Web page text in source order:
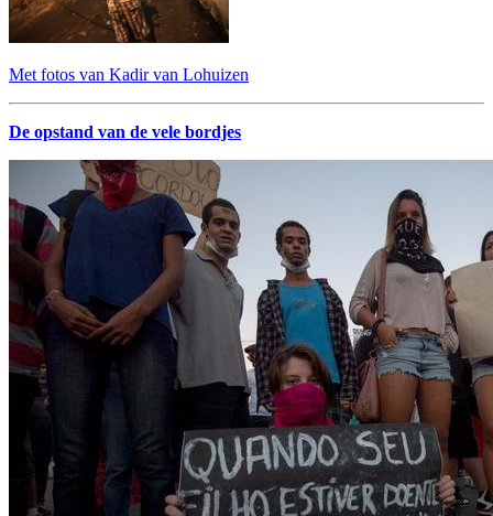
Met fotos van Kadir van Lohuizen
De opstand van de vele bordjes